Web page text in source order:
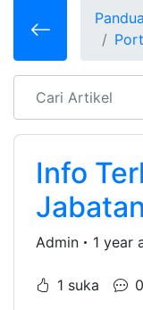
Info
Admin 1 year
1 suka